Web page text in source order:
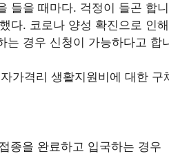
들을 때마다. 걱정이 들곤 합
다. 코로나 양성 확진으로 인
는 경우 신청이 가능하다고 합
가격리 생활지원비에 대한 구
종을 완료하고 입국하는 경우